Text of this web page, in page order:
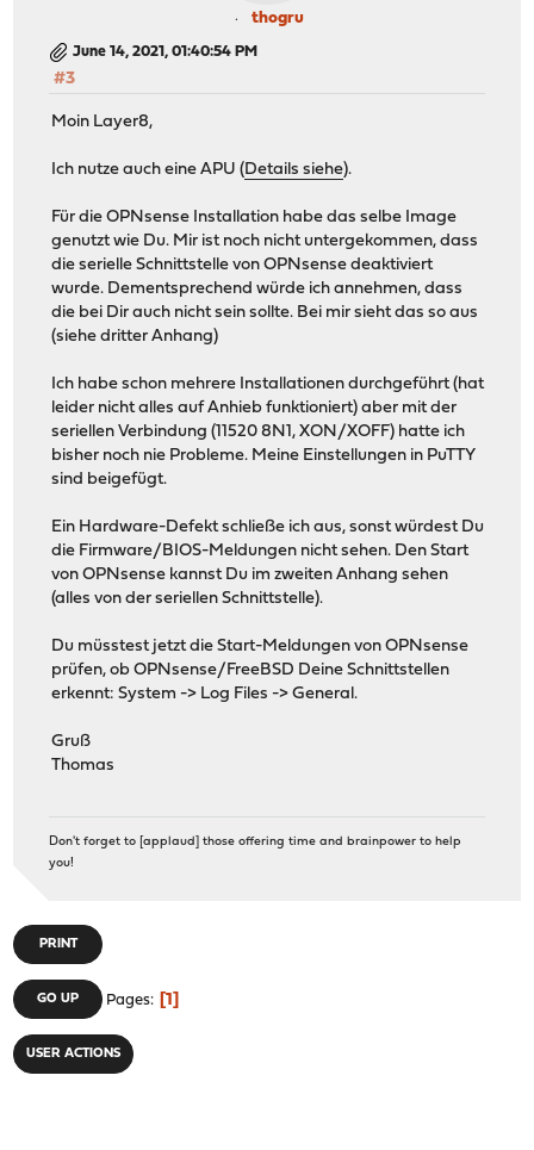
thogru
June 14, 2021, 01:40:54 PM
#3
Moin Layer8,
Ich nutze auch eine APU (Details siehe).
Für die OPNsense Installation habe das selbe Image
genutzt wie Du. Mir ist noch nicht untergekommen, dass
die serielle Schnittstelle von OPNsense deaktiviert
wurde. Dementsprechend würde ich annehmen, dass
die bei Dir auch nicht sein sollte. Bei mir sieht das so aus
(siehe dritter Anhang)
Ich habe schon mehrere Installationen durchgeführt (hat
leider nicht alles auf Anhieb funktioniert) aber mit der
seriellen Verbindung (11520 8N1, XON/XOFF) hatte ich
bisher noch nie Probleme. Meine Einstellungen in PuTTY
sind beigefügt.
Ein Hardware-Defekt schließe ich aus, sonst würdest Du
die Firmware/BIOS-Meldungen nicht sehen. Den Start
von OPNsense kannst Du im zweiten Anhang sehen
(alles von der seriellen Schnittstelle).
Du müsstest jetzt die Start-Meldungen von OPNsense
prüfen, ob OPNsense/FreeBSD Deine Schnittstellen
erkennt: System -> Log Files -> General.
Gruß
Thomas
Don't forget to [applaud] those offering time and brainpower to help
you!
PRINT
GO UP Pages 1
USER ACTIONS